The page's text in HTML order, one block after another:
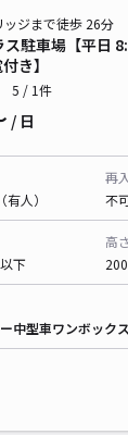
ス駐車場【平日
き】
ッジまで徒歩 26分
5 / 1件
/ 日
人）
再
不
下
高さ
中型車ワンボックス